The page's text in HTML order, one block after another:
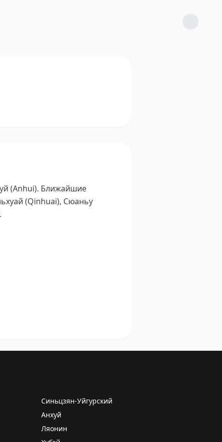
(Anhui). Ближайшие
(Qinhuai), Сюаньу
.
Синьцзян-Уйгурский
Анхуй
Ляонин